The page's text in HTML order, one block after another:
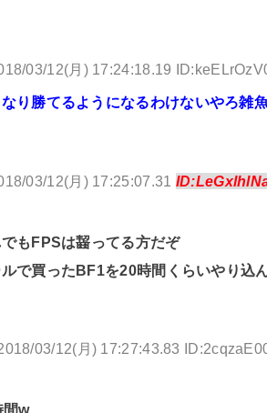
03/12(月) 17:24:18.19
り勝てるようになるわけないやろ雑魚
03/12(月) 17:25:07.31
でもFPSは齧ってる方だぞ
で買ったBF1を20時間くらいやり込
03/12(月) 17:27:43.83
間w